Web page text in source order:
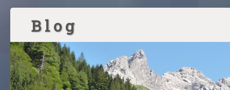
B l o g